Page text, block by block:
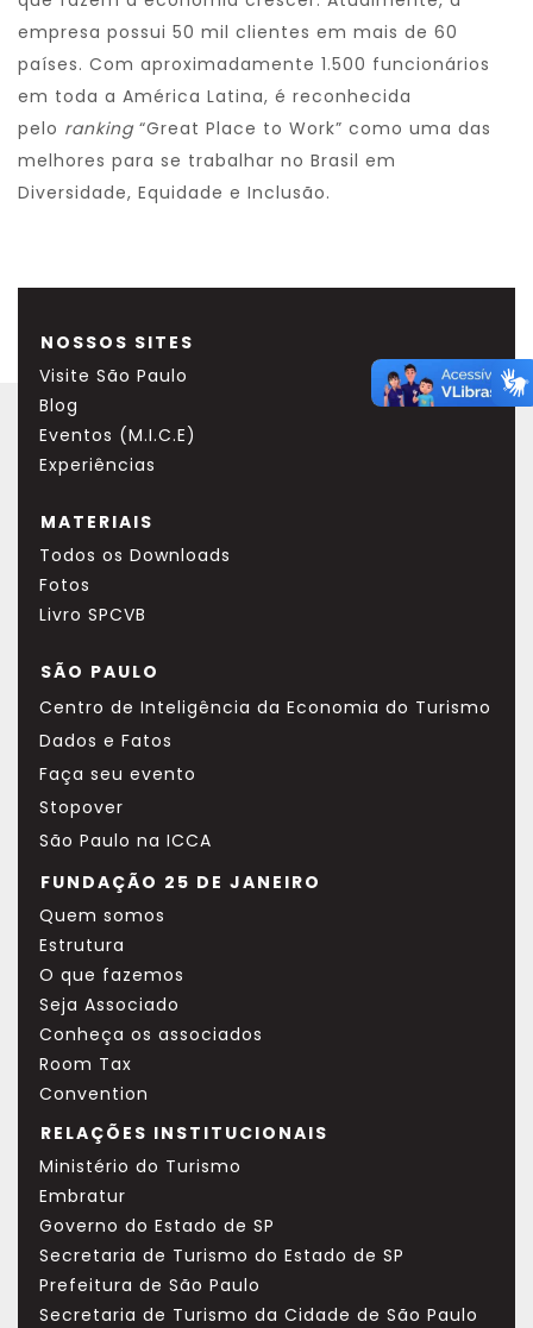
empresa possui 50 mil clientes em mais de 60
países. Com aproximadamente 1.500 funcionários
em toda a América Latina, é reconhecida
pelo ranking “Great Place to Work” como uma das
melhores para se trabalhar no Brasil em
Diversidade, Equidade e Inclusão.
NOSSOS SITES
Visite São Paulo
Blog
Eventos (M.I.C.E)
Experiências
MATERIAIS
Todos os Downloads
Fotos
Livro SPCVB
SÃO PAULO
Centro de Inteligência da Economia do Turismo
Dados e Fatos
Faça seu evento
Stopover
São Paulo na ICCA
FUNDAÇÃO 25 DE JANEIRO
Quem somos
Estrutura
O que fazemos
Seja Associado
Conheça os associados
Room Tax
Convention
RELAÇÕES INSTITUCIONAIS
Ministério do Turismo
Embratur
Governo do Estado de SP
Secretaria de Turismo do Estado de SP
Prefeitura de São Paulo
Secretaria de Turismo da Cidade de São Paulo